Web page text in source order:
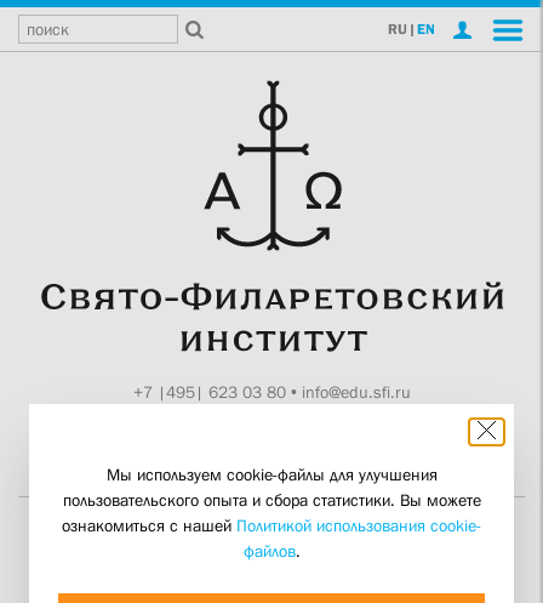
RU | EN
+7 |495| 623 03 80• info@edu.sfi.ru
Миссия выполнима
Мы используем cookie-файлы для улучшения
пользовательского опыта и сбора статистики. Вы можете
ознакомиться с нашей Политикой использования cookie-
файлов.